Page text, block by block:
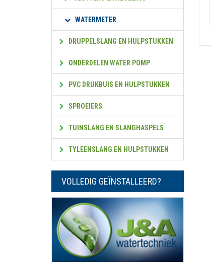
WATERMETER
DRUPPELSLANG EN HULPSTUKKEN
ONDERDELEN WATER POMP
PVC DRUKBUIS EN HULPSTUKKEN
SPROEIERS
TUINSLANG EN SLANGHASPELS
TYLEENSLANG EN HULPSTUKKEN
VOLLEDIG GEÏNSTALLEERD?